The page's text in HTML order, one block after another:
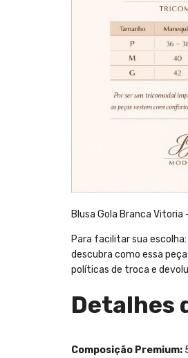
Blusa Gola Branca
Para facilitar sua
descubra como essa
políticas de troca e
Detalhes
Composição Premium: